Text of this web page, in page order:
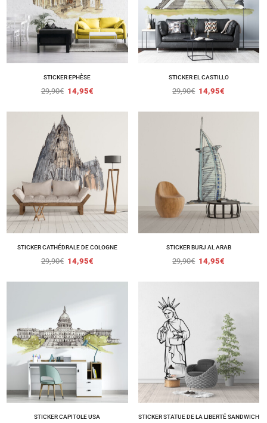
STICKER EPHÈSE
29,90€ 14,95€
STICKER EL CASTILLO
29,90€ 14,95€
STICKER CATHÉDRALE DE COLOGNE
29,90€ 14,95€
STICKER BURJ AL ARAB
29,90€ 14,95€
STICKER CAPITOLE USA STICKER STATUE DE LA LIBERTÉ SANDWICH